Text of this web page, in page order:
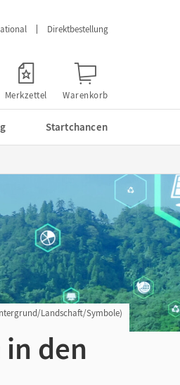
Direktbestellung
Merkzettel Warenkorb
Startchancen
Landschaft/Symbole)
den